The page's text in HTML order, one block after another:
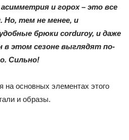
асимметрия и горох – это все
Но, тем не менее, и
брюки corduroy, и даже
этом сезоне выглядят по-
Сильно!
на основных элементах этого
и образы.